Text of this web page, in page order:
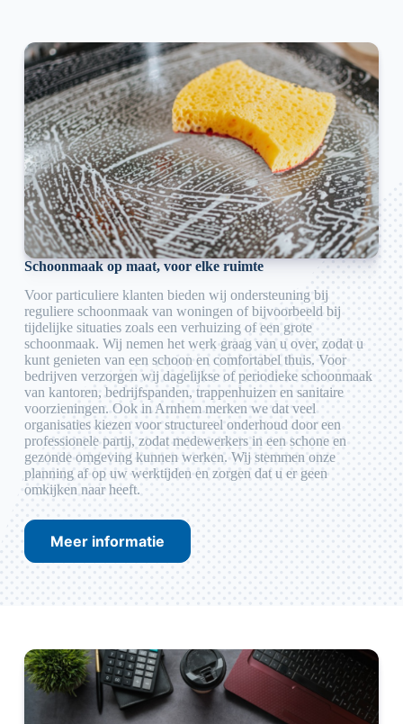
Schoonmaak op maat, voor elke ruimte
Voor particuliere klanten bieden wij ondersteuning bij
reguliere schoonmaak van woningen of bijvoorbeeld bij
tijdelijke situaties zoals een verhuizing of een grote
schoonmaak. Wij nemen het werk graag van u over, zodat u
kunt genieten van een schoon en comfortabel thuis. Voor
bedrijven verzorgen wij dagelijkse of periodieke schoonmaak
van kantoren, bedrijfspanden, trappenhuizen en sanitaire
voorzieningen. Ook in Arnhem merken we dat veel
organisaties kiezen voor structureel onderhoud door een
professionele partij, zodat medewerkers in een schone en
gezonde omgeving kunnen werken. Wij stemmen onze
planning af op uw werktijden en zorgen dat u er geen
omkijken naar heeft.
Meer informatie